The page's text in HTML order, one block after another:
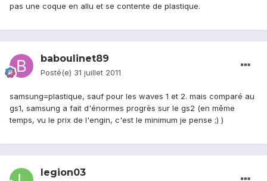
pas une coque en allu et se contente de plastique.
baboulinet89
Posté(e) 31 juillet 2011
samsung=plastique, sauf pour les waves 1 et 2. mais comparé au
gs1, samsung a fait d'énormes progrès sur le gs2 (en même
temps, vu le prix de l'engin, c'est le minimum je pense ;) )
legion03